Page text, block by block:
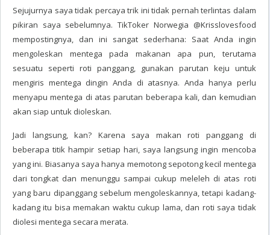
Sejujurnya saya tidak percaya trik ini tidak pernah terlintas dalam
pikiran saya sebelumnya. TikToker Norwegia @Krisslovesfood
mempostingnya, dan ini sangat sederhana: Saat Anda ingin
mengoleskan mentega pada makanan apa pun, terutama
sesuatu seperti roti panggang, gunakan parutan keju untuk
mengiris mentega dingin Anda di atasnya. Anda hanya perlu
menyapu mentega di atas parutan beberapa kali, dan kemudian
akan siap untuk dioleskan.
Jadi langsung, kan? Karena saya makan roti panggang di
beberapa titik hampir setiap hari, saya langsung ingin mencoba
yang ini. Biasanya saya hanya memotong sepotong kecil mentega
dari tongkat dan menunggu sampai cukup meleleh di atas roti
yang baru dipanggang sebelum mengoleskannya, tetapi kadang-
kadang itu bisa memakan waktu cukup lama, dan roti saya tidak
diolesi mentega secara merata.